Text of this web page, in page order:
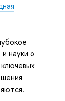
науки о